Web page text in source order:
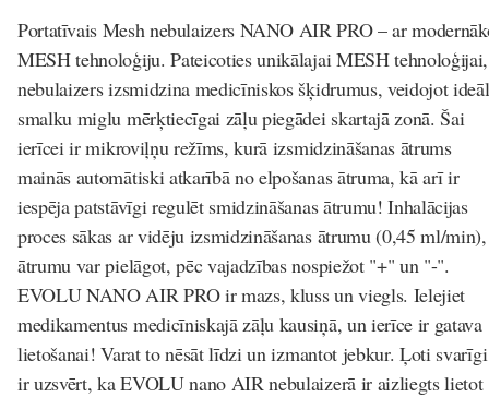
Portatīvais Mesh nebulaizers NANO AIR PRO –ar
MESH tehnoloģiju. Pateicoties unikālajai MESH tehnoloģijai,
nebulaizers izsmidzina medicīniskos šķidrumus, veidojot
smalku miglu mērķtiecīgai zāļu piegādei skartajā zonā. Šai
ierīcei ir mikroviļņu režīms, kurā izsmidzināšanas ātrums
mainās automātiski atkarībā no elpošanas ātruma, kā arī ir
iespēja patstāvīgi regulēt smidzināšanas ātrumu! Inhalācijas
proces sākas ar vidēju izsmidzināšanas ātrumu (0,45 ml/min),
ātrumu var pielāgot, pēc vajadzības nospiežot "+" un "-".
EVOLU NANO AIR PRO ir mazs, kluss un viegls. Ielejiet
medikamentus medicīniskajā zāļu kausiņā, un ierīce ir gatava
lietošanai! Varat to nēsāt līdzi un izmantot jebkur. Ļoti svarīgi
ir uzsvērt, ka EVOLU nano AIR nebulaizerā ir aizliegts lietot